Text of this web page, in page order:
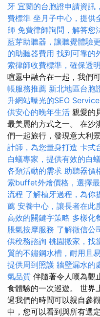
牙 宜蘭的台胞證申請資訊
費標準 坐月子中心，提供
師 免費律師詢問，解答您
藍芽助聽器，讓聽覺體驗
的助聽器費用 找到可靠的
索律師收費標準，確保透
喧囂中融合在一起，我們
帳服務推薦 新北地區台胞
升網站曝光的SEO
供安心的晚年生活 親愛的
最美麗的方式之一。 在沙
們一起旅行，發現意大利
計師，為您量身打造 卡式
白蟻專家，提供有效的白
各類活動的需求 助聽器價
索buffet外燴價格，選擇
流程 了解植牙過程，為你
薦 安養中心，讓長者在此
高效的關鍵字策略 多樣化
脹氣按摩服務 了解徵信公
供稅務諮詢 桃園搬家，找
質的不鏽鋼水槽，耐用且
提供周到照護 牆壁漏水的
氣品質 伴隨著令人嘆為觀
食體驗的一次巡遊。 世界
過我們的時間可以親自參
中，您可以看到與所有選